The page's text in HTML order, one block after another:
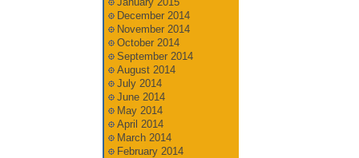
December 2014
November 2014
October 2014
September 2014
August 2014
July 2014
June 2014
May 2014
April 2014
March 2014
February 2014